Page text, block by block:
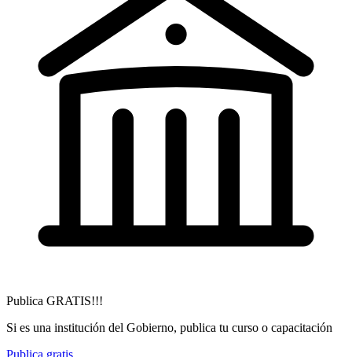
Publica GRATIS!!!
Si es una institución del Gobierno, publica tu curso o capacitación
Publica gratis